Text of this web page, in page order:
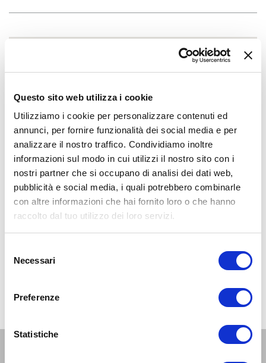
Questo sito web utilizza i cookie
Utilizziamo i cookie per personalizzare contenuti ed
annunci, per fornire funzionalità dei social media e per
analizzare il nostro traffico. Condividiamo inoltre
informazioni sul modo in cui utilizzi il nostro sito con i
nostri partner che si occupano di analisi dei dati web,
pubblicità e social media, i quali potrebbero combinarle
con altre informazioni che hai fornito loro o che hanno
raccolto dal tuo utilizzo dei loro servizi.
delNecessari
Preferenze
Statistiche
Altri eventi per questa età